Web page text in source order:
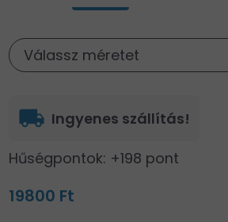
Válassz méretet
local_shipping Ingyenes szállítás!
Hűségpontok: +198 pont
19800 Ft